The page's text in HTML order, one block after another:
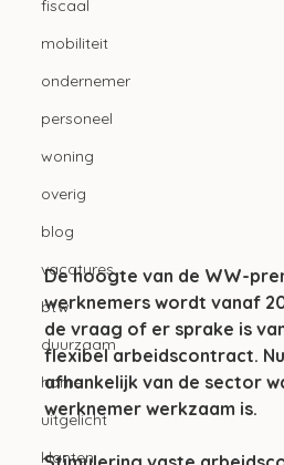
fiscaal
mobiliteit
ondernemer
personeel
woning
overig
blog
vacatures
btw
duurzaam
home
uitgelicht
klanten
De hoogte van de WW-
werknemers wordt vanaf
de vraag of er sprake is
flexibel arbeidscontract.
afhankelijk van de sector
werknemer werkzaam is.